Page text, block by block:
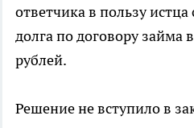
ответчика в пользу
долга по договору займа
рублей.
Решение не вступило в